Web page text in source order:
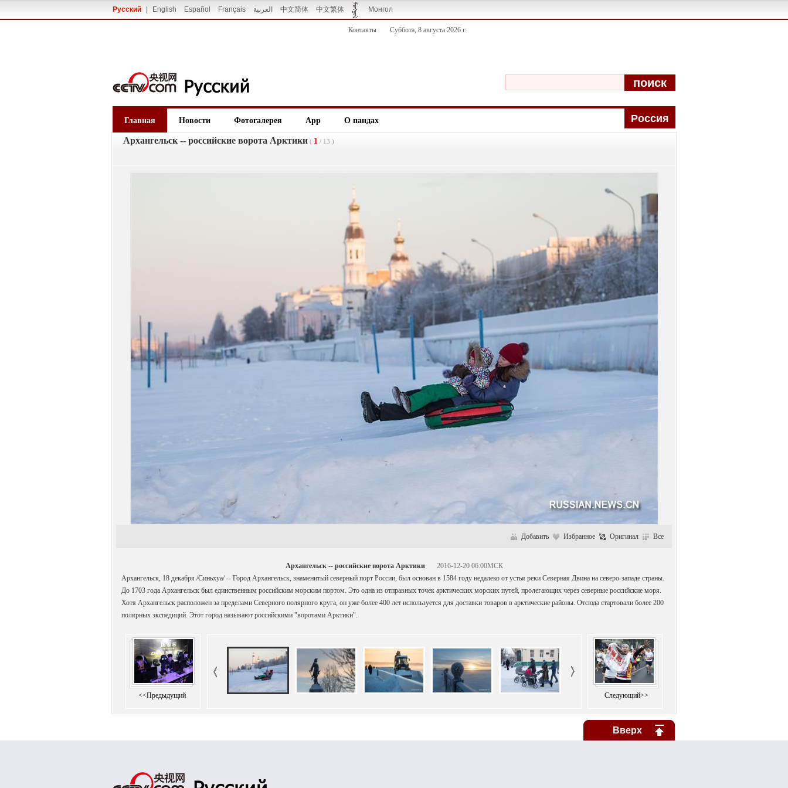
Русский English Español Français العربية 中文简体 中文繁体 Монгол
Контакты Суббота, 8 августа 2026 г.
поиск
Главная Новости Фотогалерея App О пандах Pоccия
Архангельск -- российские ворота Арктики ( 1 / 13 )
Добавить Избранное Оригинал Все
Архангельск -- российские ворота Арктики
2016-12-20 06:00МСК
Архангельск, 18 декабря /Синьхуа/ -- Город Архангельск, знаменитый северный порт России, был основан в 1584 году недалеко от устья реки Северная Двина на северо-западе страны.
До 1703 года Архангельск был единственным российским морским портом. Это одна из отправных точек арктических морских путей, пролегающих через северные российские моря.
Хотя Архангельск расположен за пределами Северного полярного круга, он уже более 400 лет используется для доставки товаров в арктические районы. Отсюда стартовали более 200
полярных экспедиций. Этот город называют российскими "воротами Арктики".
<<Предыдущий Следующий>>
Вверх